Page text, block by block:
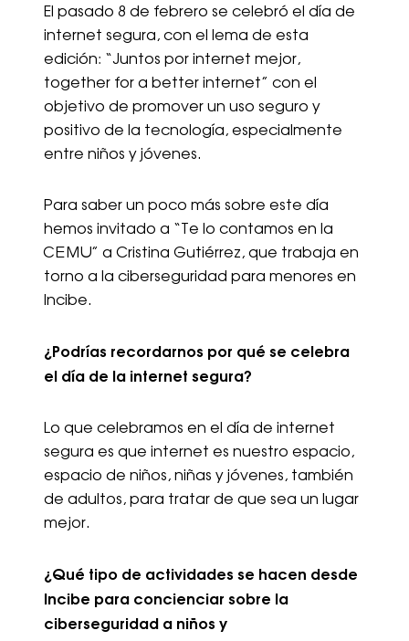
El pasado 8 de febrero se celebró el día de
internet segura, con el lema de esta
edición: “Juntos por internet mejor,
together for a better internet” con el
objetivo de promover un uso seguro y
positivo de la tecnología, especialmente
entre niños y jóvenes.
Para saber un poco más sobre este día
hemos invitado a “Te lo contamos en la
CEMU” a Cristina Gutiérrez, que trabaja en
torno a la ciberseguridad para menores en
Incibe.
¿Podrías recordarnos por qué se celebra
el día de la internet segura?
Lo que celebramos en el día de internet
segura es que internet es nuestro espacio,
espacio de niños, niñas y jóvenes, también
de adultos, para tratar de que sea un lugar
mejor.
¿Qué tipo de actividades se hacen desde
Incibe para concienciar sobre la
ciberseguridad a niños y